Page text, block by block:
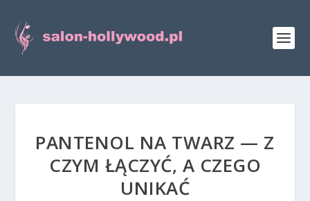
PANTENOL NA TWARZ — Z
CZYM ŁĄCZYĆ, A CZEGO
UNIKAĆ